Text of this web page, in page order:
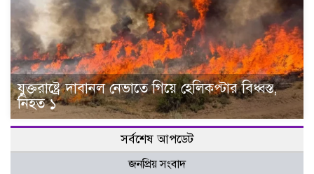
যুক্তরাষ্ট্রে দাবানল নেভাতে গিয়ে হেলিকপ্টার বিধ্বস্ত,
নিহত ১
সর্বশেষ আপডেট
জনপ্রিয় সংবাদ